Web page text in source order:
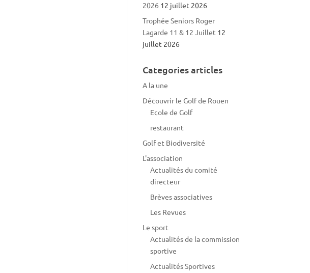
2026 12 juillet 2026
Trophée Seniors Roger
Lagarde 11 & 12 Juillet 12
juillet 2026
Categories articles
A la une
Découvrir le Golf de Rouen
Ecole de Golf
restaurant
Golf et Biodiversité
L'association
Actualités du comité
directeur
Brèves associatives
Les Revues
Le sport
Actualités de la commission
sportive
Actualités Sportives